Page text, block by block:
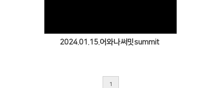
2024.01.15.어와나써밋summit
1